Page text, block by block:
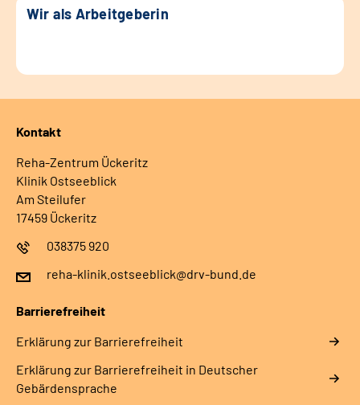
Wir als Arbeitgeberin
Kontakt
Reha-Zentrum Ückeritz
Klinik Ostseeblick
Am Steilufer
17459 Ückeritz
038375 920
reha-klinik.ostseeblick@drv-bund.de
Barrierefreiheit
Erklärung zur Barrierefreiheit
Erklärung zur Barrierefreiheit in Deutscher
Gebärdensprache